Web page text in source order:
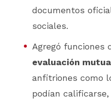
documentos
sociales.
Agregó funciones
evaluación mutua
anfitriones como
podían